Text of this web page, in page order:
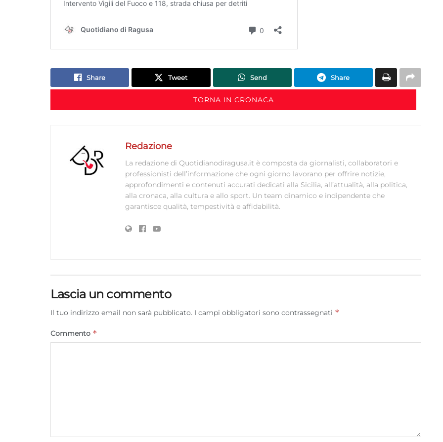
dispositivi in base a informazioni richieste attivamente.
Garantire la sicurezza, prevenire e rilevare frodi,
pubblicità e contenuto, Salvare e comunicare le
Share Tweet Send Share
TORNA IN CRONACA
Redazione
La redazione di Quotidianodiragusa.it è composta da giornalisti, collaboratori e
professionisti dell’informazione che ogni giorno lavorano per offrire notizie,
approfondimenti e contenuti accurati dedicati alla Sicilia, all’attualità, alla politica,
alla cronaca, alla cultura e allo sport. Un team dinamico e indipendente che
garantisce qualità, tempestività e affidabilità.
Lascia un commento
Il tuo indirizzo email non sarà pubblicato. I campi obbligatori sono contrassegnati *
Commento *